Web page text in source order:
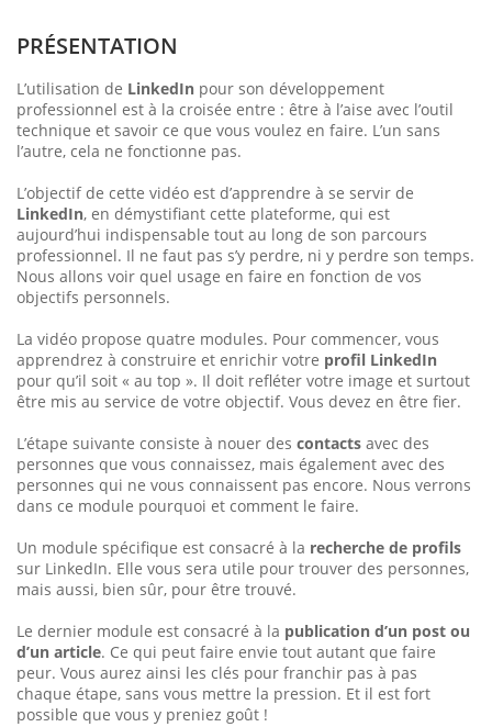
PRÉSENTATION
L’utilisation de LinkedIn pour son développement
professionnel est à la croisée entre : être à l’aise avec l’outil
technique et savoir ce que vous voulez en faire. L’un sans
l’autre, cela ne fonctionne pas.
L’objectif de cette vidéo est d’apprendre à se servir de
LinkedIn, en démystifiant cette plateforme, qui est
aujourd’hui indispensable tout au long de son parcours
professionnel. Il ne faut pas s’y perdre, ni y perdre son temps.
Nous allons voir quel usage en faire en fonction de vos
objectifs personnels.
La vidéo propose quatre modules. Pour commencer, vous
apprendrez à construire et enrichir votre profil LinkedIn
pour qu’il soit « au top ». Il doit refléter votre image et surtout
être mis au service de votre objectif. Vous devez en être fier.
L’étape suivante consiste à nouer des contacts avec des
personnes que vous connaissez, mais également avec des
personnes qui ne vous connaissent pas encore. Nous verrons
dans ce module pourquoi et comment le faire.
Un module spécifique est consacré à la recherche de profils
sur LinkedIn. Elle vous sera utile pour trouver des personnes,
mais aussi, bien sûr, pour être trouvé.
Le dernier module est consacré à la publication d’un post ou
d’un article. Ce qui peut faire envie tout autant que faire
peur. Vous aurez ainsi les clés pour franchir pas à pas
chaque étape, sans vous mettre la pression. Et il est fort
possible que vous y preniez goût !